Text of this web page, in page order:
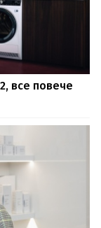
все повече